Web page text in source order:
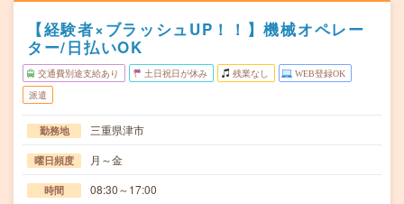
【経験者×ブラッシュUP！！】機械オペレー
ター/日払いOK
交通費別途支給あり 土日祝日が休み 残業なし WEB登録OK
派遣
勤務地 三重県津市
曜日頻度 月～金
時間 08:30～17:00